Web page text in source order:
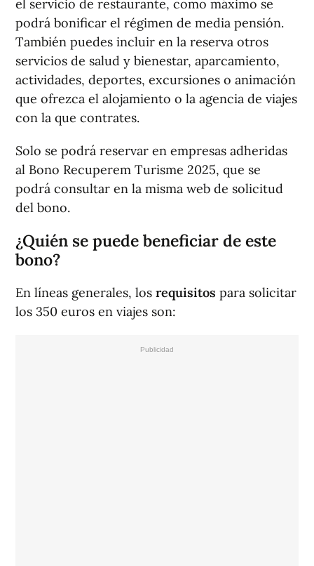
el servicio de restaurante, como máximo se
podrá bonificar el régimen de media pensión.
También puedes incluir en la reserva otros
servicios de salud y bienestar, aparcamiento,
actividades, deportes, excursiones o animación
que ofrezca el alojamiento o la agencia de viajes
con la que contrates.
Solo se podrá reservar en empresas adheridas
al Bono Recuperem Turisme 2025, que se
podrá consultar en la misma web de solicitud
del bono.
¿Quién se puede beneficiar de este
bono?
En líneas generales, los requisitos para solicitar
los 350 euros en viajes son: